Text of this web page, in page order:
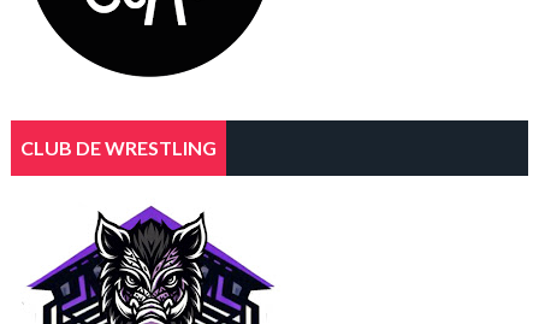
CLUB DE WRESTLING